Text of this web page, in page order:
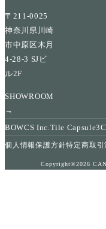
〒211-0025
神奈川県川崎
市中原区木月
4-28-3 SJビ
ル2F
SHOWROOM
→
BOWCS Inc.Tile Capsule3C
個人情報保護方針特定商取
Copyright©2026